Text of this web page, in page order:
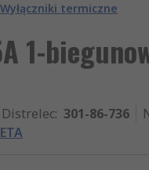
Wyłączniki termiczne
1-
: 301-86-736
ETA